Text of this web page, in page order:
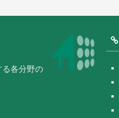
る各分野の